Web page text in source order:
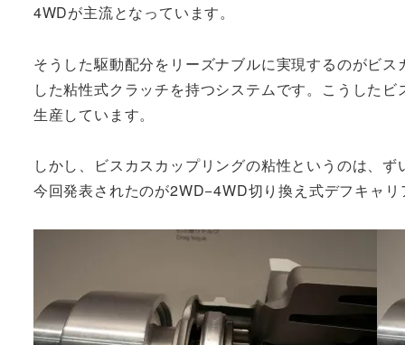
4WDが主流となっています。
そうした駆動配分をリーズナブルに実現するのがビ
した粘性式クラッチを持つシステムです。こうした
生産しています。
しかし、ビスカスカップリングの粘性というのは、
今回発表されたのが2WD−4WD切り換え式デフキャリ